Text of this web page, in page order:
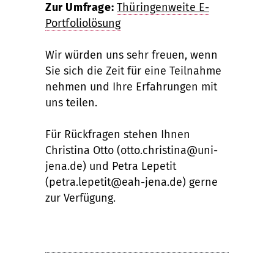
Zur Umfrage: Thüringenweite E-
Portfoliolösung
Wir würden uns sehr freuen, wenn
Sie sich die Zeit für eine Teilnahme
nehmen und Ihre Erfahrungen mit
uns teilen.
Für Rückfragen stehen Ihnen
Christina Otto (otto.christina@uni-
jena.de) und Petra Lepetit
(petra.lepetit@eah-jena.de) gerne
zur Verfügung.